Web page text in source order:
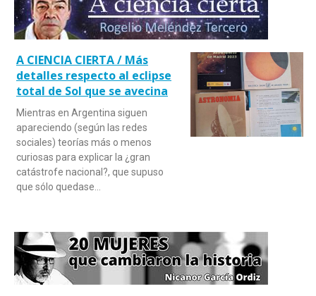
A CIENCIA CIERTA / Más
detalles respecto al eclipse
total de Sol que se avecina
Mientras en Argentina siguen
apareciendo (según las redes
sociales) teorías más o menos
curiosas para explicar la ¿gran
catástrofe nacional?, que supuso
que sólo quedase…